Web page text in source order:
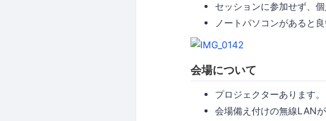
セッションに参加せず、
ノートパソコンがあると良
会場について
プロジェクターあります。
会場備え付けの無線LAN